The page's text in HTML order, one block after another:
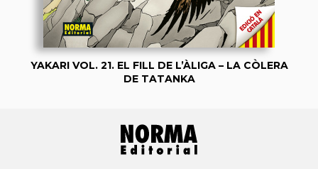
YAKARI VOL. 21. EL FILL DE L’ÀLIGA – LA CÒLERA
DE TATANKA